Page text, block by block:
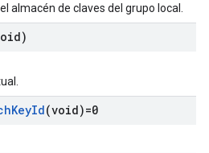
almacén de claves del grupo local.
KeyId(void)=0